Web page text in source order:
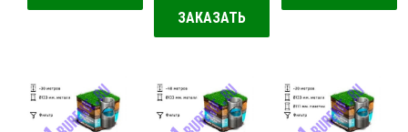
ЗАКАЗАТЬ